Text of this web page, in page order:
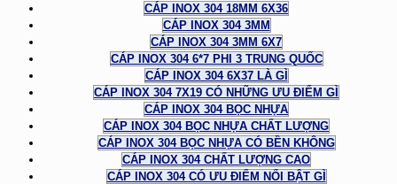
CÁP INOX 304 18MM 6X36
CÁP INOX 304 3MM
CÁP INOX 304 3MM 6X7
CÁP INOX 304 6*7 PHI 3 TRUNG QUỐC
CÁP INOX 304 6X37 LÀ GÌ
CÁP INOX 304 7X19 CÓ NHỮNG ƯU ĐIỂM GÌ
CÁP INOX 304 BỌC NHỰA
CÁP INOX 304 BỌC NHỰA CHẤT LƯỢNG
CÁP INOX 304 BỌC NHỰA CÓ BỀN KHÔNG
CÁP INOX 304 CHẤT LƯỢNG CAO
CÁP INOX 304 CÓ ƯU ĐIỂM NỔI BẬT GÌ